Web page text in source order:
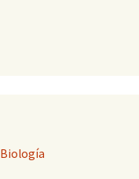
Biología